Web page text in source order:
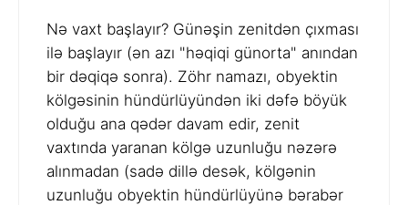
Nə vaxt başlayır? Günəşin zenitdən çıxması
ilə başlayır (ən azı "həqiqi günorta" anından
bir dəqiqə sonra). Zöhr namazı, obyektin
kölgəsinin hündürlüyündən iki dəfə böyük
olduğu ana qədər davam edir, zenit
vaxtında yaranan kölgə uzunluğu nəzərə
alınmadan (sadə dillə desək, kölgənin
uzunluğu obyektin hündürlüyünə bərabər